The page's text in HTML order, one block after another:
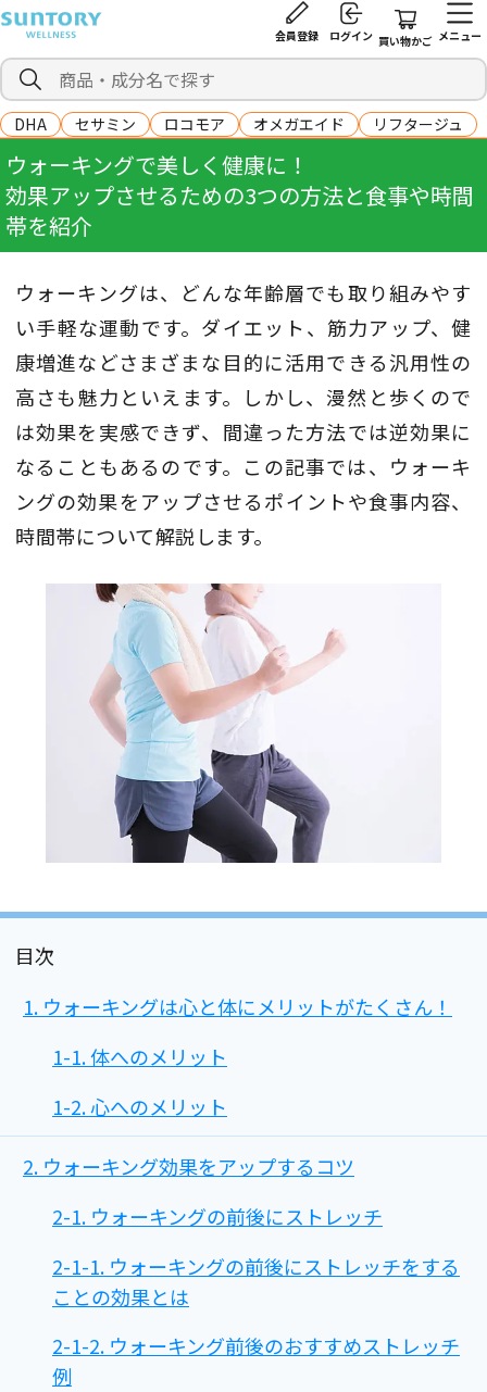
会員登録 ログイン 買い物かご メニュー
DHA セサミン ロコモア オメガエイド リフタージュ
ウォーキングで美しく健康に！
効果アップさせるための3つの方法と食事や時間
帯を紹介
ウォーキングは、どんな年齢層でも取り組みやす
い手軽な運動です。ダイエット、筋力アップ、健
康増進などさまざまな目的に活用できる汎用性の
高さも魅力といえます。しかし、漫然と歩くので
は効果を実感できず、間違った方法では逆効果に
なることもあるのです。この記事では、ウォーキ
ングの効果をアップさせるポイントや食事内容、
時間帯について解説します。
目次
1. ウォーキングは心と体にメリットがたくさん！
1-1. 体へのメリット
1-2. 心へのメリット
2. ウォーキング効果をアップするコツ
2-1. ウォーキングの前後にストレッチ
2-1-1. ウォーキングの前後にストレッチをする
ことの効果とは
2-1-2. ウォーキング前後のおすすめストレッチ
例